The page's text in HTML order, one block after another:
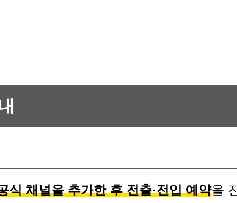
식 채널을 추가한 후 전출·전입 예약을